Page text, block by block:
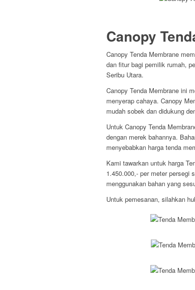
Canopy
Canopy Tenda Membrane
dan fitur bagi pemilik rumah,
Seribu Utara.
Canopy Tenda Membrane ini
menyerap cahaya. Canopy
mudah sobek dan didukung
Untuk Canopy Tenda
dengan merek bahannya.
menyebabkan harga tenda
Kami tawarkan untuk harga
1.450.000,- per meter persegi
menggunakan bahan yang
Untuk pemesanan, silahkan